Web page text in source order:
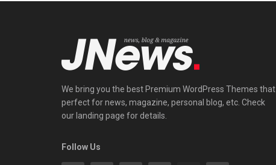
We bring you the best Premium WordPress Themes that
perfect for news, magazine, personal blog, etc. Check
our landing page for details.
Follow Us